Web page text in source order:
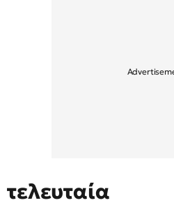
τελευταία